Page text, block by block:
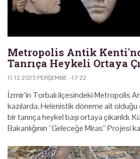
Metropolis Antik
Tanrıça Heykeli Ortaya
11.12.2025 PERŞEMBE - 17:22
İzmir’in Torbalı ilçesindeki Metropolis
kazılarda, Helenistik döneme ait
bir tanrıça heykel başı ortaya çıkarıldı.
Bakanlığının “Geleceğe Miras” Projesi